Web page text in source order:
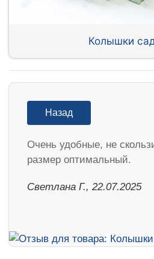
Колышки
Назад
Очень удобные, не
размер оптимальный.
Светлана Г., 22.07.2025